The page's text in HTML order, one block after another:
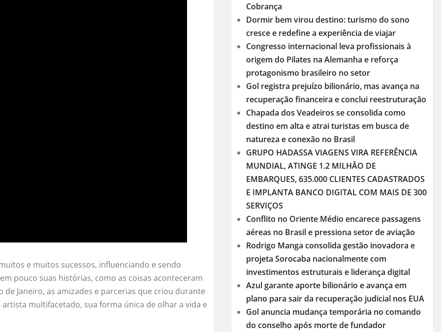
e muitos sucessos, influenciando e sendo
pouco suas histórias, como as coisas aconteceram
Janeiro, as amizades e parcerias que criou durante
multifacetado, sua forma única de olhar a vida e
Cobrança
Dormir bem virou destino: turismo do sono
cresce e redefine a experiência de viajar
Congresso internacional leva profissionais à
origem do Pilates na Alemanha e reforça
protagonismo brasileiro no setor
Gol registra prejuízo bilionário, mas avança na
recuperação financeira e conclui reestruturação
Chapada dos Veadeiros se consolida como
destino em alta e atrai turistas em busca de
natureza e conexão no Brasil
GRUPO HADASSA VIAGENS VIRA REFERÊNCIA
MUNDIAL, ATINGE 1.2 MILHÃO DE
EMBARQUES, 635.000 CLIENTES CADASTRADOS
E IMPLANTA BANCO DIGITAL COM MAIS DE 300
SERVIÇOS
Conflito no Oriente Médio encarece passagens
aéreas no Brasil e pressiona setor de aviação
Rodrigo Manga consolida gestão inovadora e
projeta Sorocaba nacionalmente com
investimentos estruturais e liderança digital
Azul garante aporte bilionário e avança em
plano para sair da recuperação judicial nos EUA
Gol anuncia mudança temporária no comando
do conselho após morte de fundador